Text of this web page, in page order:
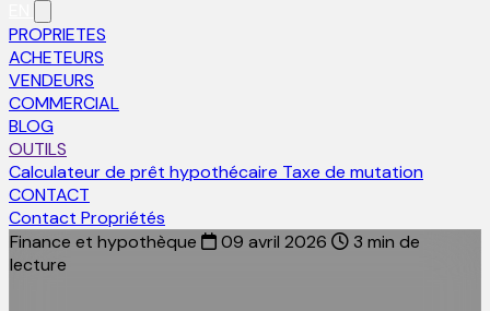
PROPRIETES
ACHETEURS
VENDEURS
COMMERCIAL
BLOG
OUTILS
Calculateur de prêt hypothécaire Taxe de mutation
CONTACT
Contact Propriétés
Finance et hypothèque
09 avril 2026
3 min de
lecture